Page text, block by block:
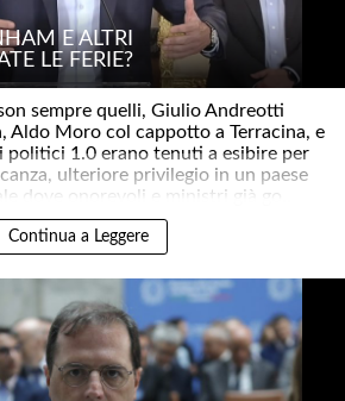
E ALTRI
LE FERIE?
sempre quelli, Giulio Andreotti
Aldo Moro col cappotto a Terracina, e
politici 1.0 erano tenuti a esibire per
ulteriore privilegio in un paese
dove onorevoli e ministri già go..
Continua a Leggere